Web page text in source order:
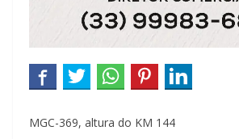
MGC-369, altura do KM 144